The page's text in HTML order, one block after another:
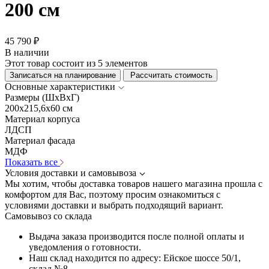
200 см
45 790 ₽
В наличии
Этот товар состоит из 5 элементов
Записаться на планирование Рассчитать стоимость
Основные характеристики
Размеры (ШхВхГ)
200x215,6x60 см
Материал корпуса
ЛДСП
Материал фасада
МДФ
Показать все
Условия доставки и самовывоза
Мы хотим, чтобы доставка товаров нашего магазина прошла с
комфортом для Вас, поэтому просим ознакомиться с
условиями доставки и выбрать подходящий вариант.
Самовывоз со склада
Выдача заказа производится после полной оплаты и
уведомления о готовности.
Наш склад находится по адресу: Ейское шоссе 50/1,